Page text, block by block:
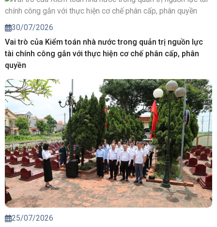
30/07/2026
Vai trò của Kiểm toán nhà nước trong quản trị nguồn lực
tài chính công gắn với thực hiện cơ chế phân cấp, phân
quyền
25/07/2026